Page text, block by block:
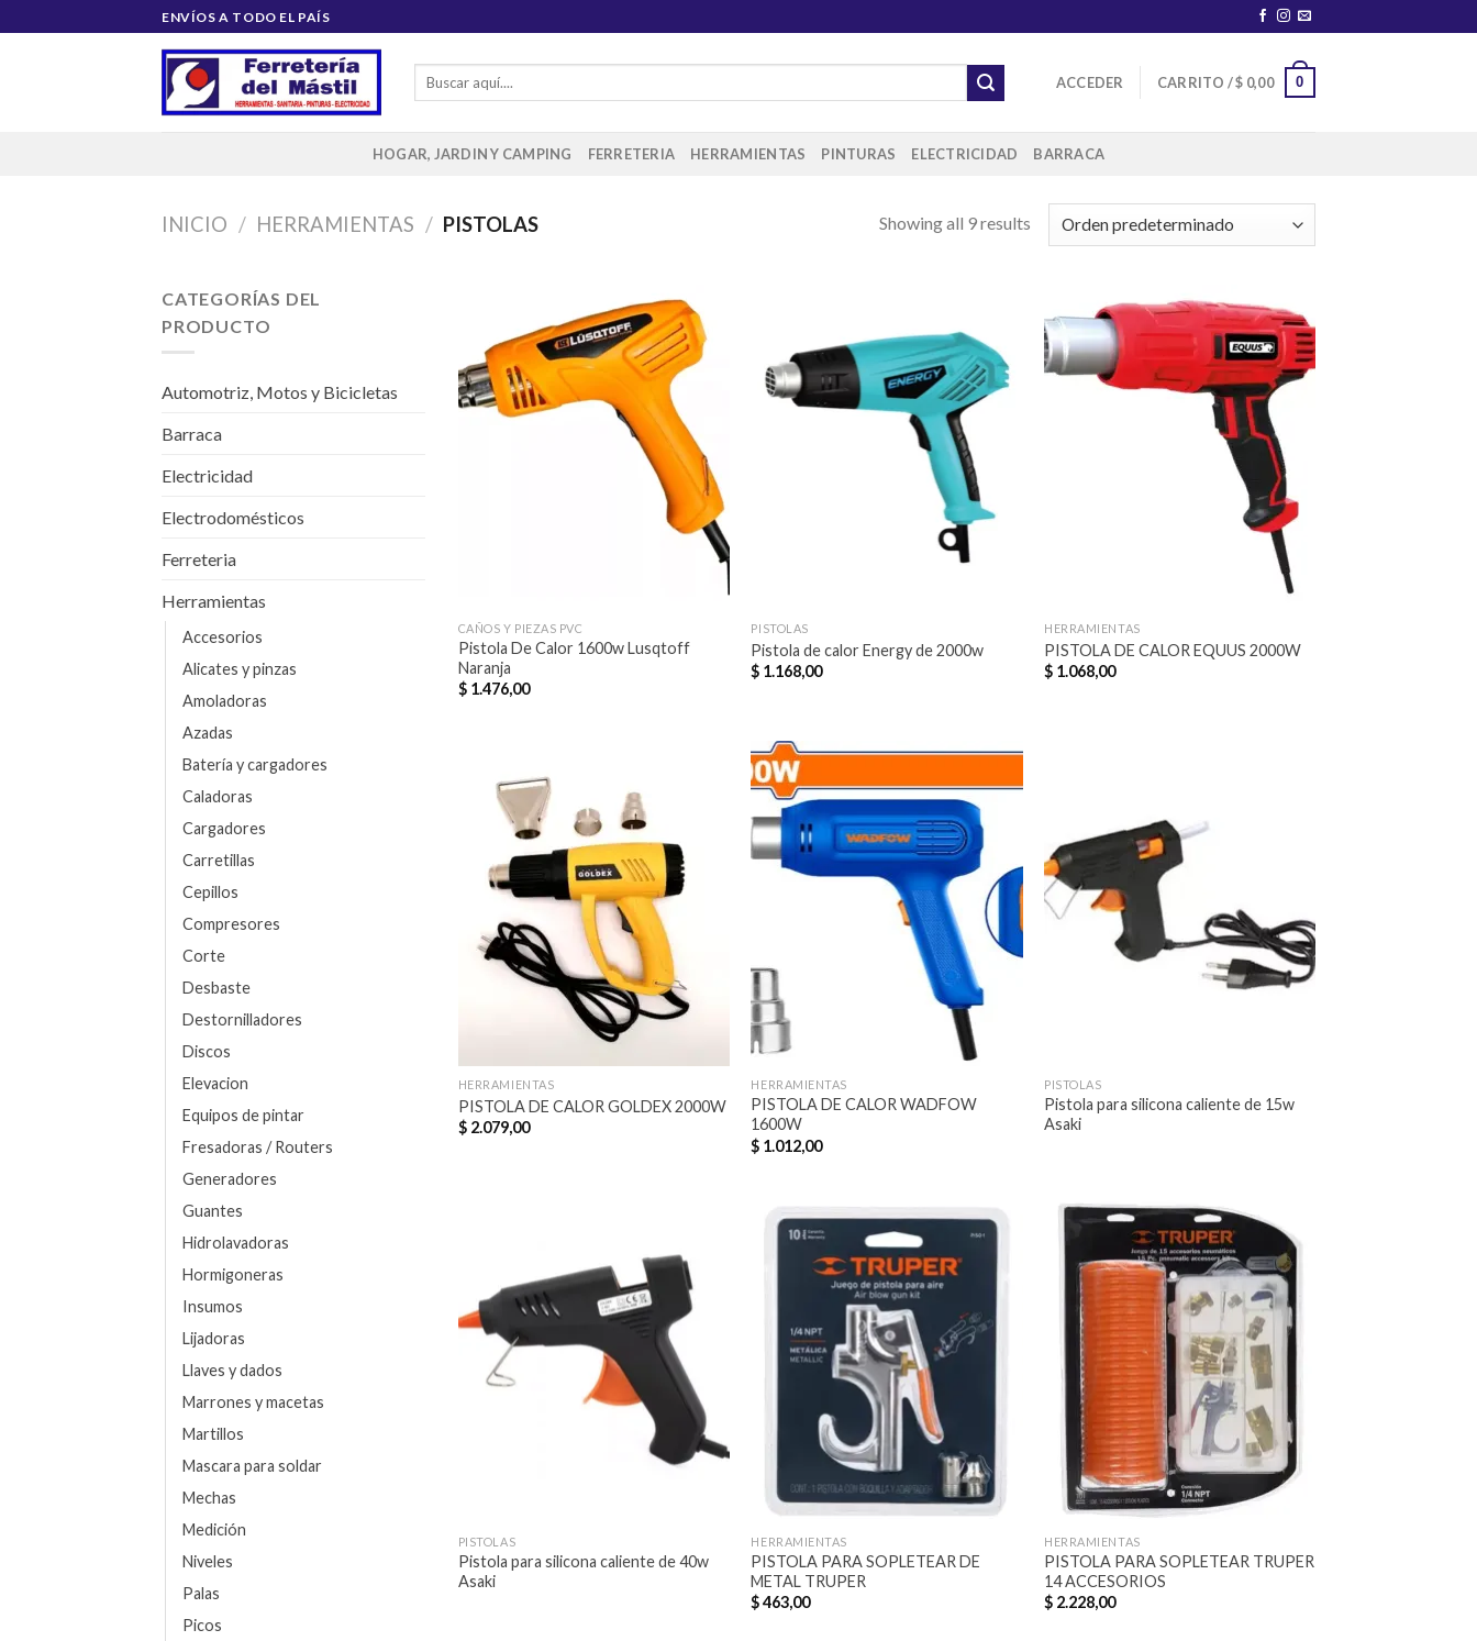
al
ENVÍOS A TODO EL PAÍS
Buscar
ACCEDER CARRITO /$ 0,00 0
HOGAR, JARDIN Y CAMPING FERRETERIA HERRAMIENTAS PINTURAS ELECTRICIDAD BARRACA
INICIO / HERRAMIENTAS / PISTOLAS Showing all 9 results
CATEGORÍAS DEL
PRODUCTO
Automotriz, Motos y Bicicletas
Barraca
Electricidad
Electrodomésticos
Ferreteria
Herramientas
Accesorios
Alicates y pinzas
Amoladoras
Azadas
Batería y cargadores
Caladoras
Cargadores
Carretillas
Cepillos
Compresores
Corte
Desbaste
Destornilladores
Discos
Elevacion
Equipos de pintar
Fresadoras / Routers
Generadores
Guantes
Hidrolavadoras
Hormigoneras
Insumos
Lijadoras
Llaves y dados
Marrones y macetas
Martillos
Mascara para soldar
Mechas
Medición
Niveles
Palas
Picos
Añadir
lista de
deseos
CAÑOS Y PIEZAS PVC
Pistola De Calor 1600w Lusqtoff
Naranja
$1.476,00
Añadir
a la
lista de
deseos
PISTOLAS
Pistola de calor Energy de 2000w
$ 1.168,00
Añadir
a la
lista de
deseos
HERRAMIENTAS
PISTOLA DE CALOR EQUUS 2000W
$ 1.068,00
Añadir
a la
lista de
deseos
HERRAMIENTAS
PISTOLA DE CALOR GOLDEX 2000W
$2.079,00
Añadir
a la
lista de
deseos
HERRAMIENTAS
PISTOLA DE CALOR WADFOW
1600W
$ 1.012,00
PISTOLAS
Pistola para silicona caliente de 15w
Asaki
Añadir
a la
lista de
deseos
PISTOLAS
Pistola para silicona caliente de 40w
Asaki
a la
lista de
deseos
HERRAMIENTAS
PISTOLA PARA SOPLETEAR DE
METAL TRUPER
$463,00
Añadir
a la
lista de
deseos
HERRAMIENTAS
PISTOLA PARA SOPLETEAR TRUPER
14 ACCESORIOS
$ 2.228,00